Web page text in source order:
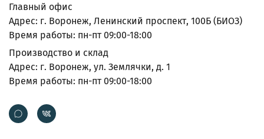
Главный офис
Адрес: г. Воронеж, Ленинский проспект, 100Б (БИОЗ)
Время работы: пн-пт 09:00-18:00
Производство и склад
Адрес: г. Воронеж, ул. Землячки, д. 1
Время работы: пн-пт 09:00-18:00